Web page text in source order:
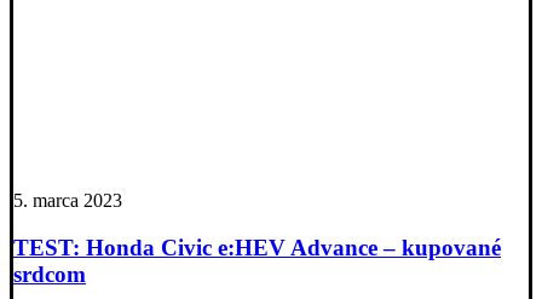
5. marca 2023
TEST: Honda Civic e:HEV Advance – kupované
srdcom